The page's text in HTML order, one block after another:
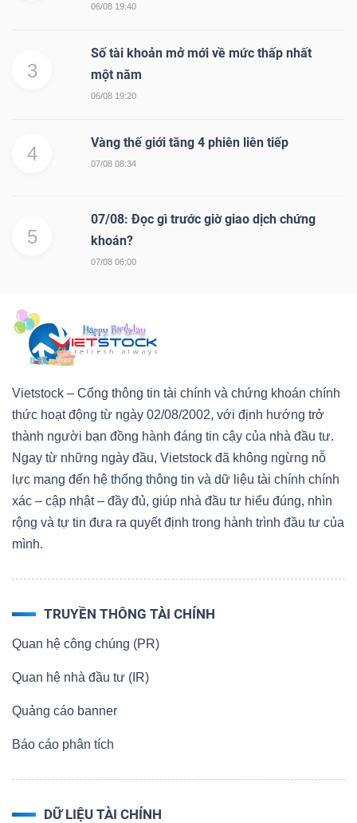
06/08 19:40
3
Số tài khoản mở mới về mức thấp nhất
một năm
06/08 19:20
4
Vàng thế giới tăng 4 phiên liên tiếp
07/08 08:34
5
07/08: Đọc gì trước giờ giao dịch chứng
khoán?
07/08 06:00
Vietstock – Cổng thông tin tài chính và chứng khoán chính
thức hoạt động từ ngày 02/08/2002, với định hướng trở
thành người bạn đồng hành đáng tin cậy của nhà đầu tư.
Ngay từ những ngày đầu, Vietstock đã không ngừng nỗ
lực mang đến hệ thống thông tin và dữ liệu tài chính chính
xác – cập nhật – đầy đủ, giúp nhà đầu tư hiểu đúng, nhìn
rộng và tự tin đưa ra quyết định trong hành trình đầu tư của
mình.
TRUYỀN THÔNG TÀI CHÍNH
Quan hệ công chúng (PR)
Quan hệ nhà đầu tư (IR)
Quảng cáo banner
Báo cáo phân tích
DỮ LIỆU TÀI CHÍNH